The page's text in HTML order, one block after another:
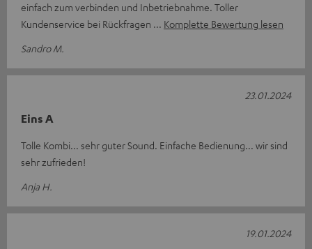
einfach zum verbinden und Inbetriebnahme. Toller
Kundenservice bei Rückfragen
Komplette Bewertung lesen
Sandro M.
Eins A
Tolle Kombi... sehr guter Sound. Einfache Bedienung... wir sind
sehr zufrieden!
Anja H.
23.01.2024
19.01.2024